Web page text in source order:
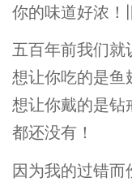
你的味道好浓！
五百年前我们就
想让你吃的是鱼
想让你戴的是钻
都还没有！
因为我的过错